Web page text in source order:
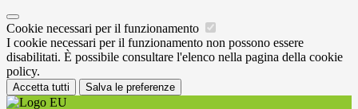
Cookie necessari per il funzionamento
I cookie necessari per il funzionamento non possono essere
disabilitati. È possibile consultare l'elenco nella pagina della cookie
policy.
Accetta tutti Salva le preferenze